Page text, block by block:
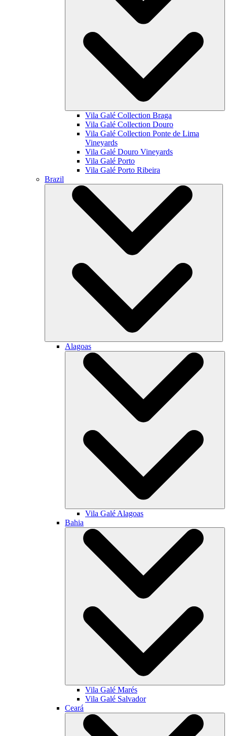
Vila Galé Collection Braga
Vila Galé Collection Douro
Vila Galé Collection Ponte de Lima
Vineyards
Vila Galé Douro Vineyards
Vila Galé Porto
Vila Galé Porto Ribeira
Brazil
Alagoas
Vila Galé Alagoas
Bahia
Vila Galé Marés
Vila Galé Salvador
Ceará